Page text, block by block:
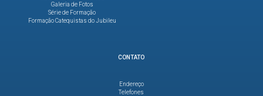
Galeria de Fotos
Série de Formação
Formação Catequistas do Jubileu
CONTATO
Endereço
Telefones